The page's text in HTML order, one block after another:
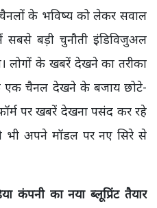
के भविष्य को लेकर सवाल
बड़ी चुनौती इंडिविजुअल
लोगों के खबरें देखने का तरीका
चैनल देखने के बजाय छोटे-
पर खबरें देखना पसंद कर रहे
भी अपने मॉडल पर नए सिरे से
का नया ब्लूप्रिंट तैयार